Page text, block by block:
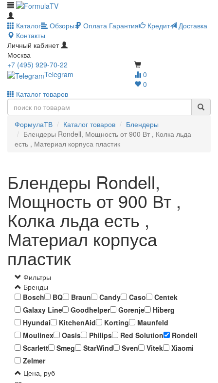
Каталог Обзоры Оплата Гарантия Кредит
Доставка
Контакты
Личный кабинет
Москва
0
0
+7 (495) 929-70-22
Telegram
Каталог товаров
ФормулаТВ Каталог товаров
Блендеры
Блендеры Rondell, Мощность от 900 Вт , Колка льда
есть , Материал корпуса пластик
Блендеры Rondell,
Мощность от 900 Вт ,
Колка льда есть ,
Материал корпуса
пластик
Фильтры
Бренды
Bosch
BQ Braun Candy Caso
Centek
Galaxy Line
Goodhelper Gorenje
Hiberg
Hyundai
KitchenAid Korting
Maunfeld
Moulinex
Oasis Philips Red Solution
Rondell
Scarlett
Smeg StarWind Sven Vitek
Xiaomi
Zelmer
Цена, руб